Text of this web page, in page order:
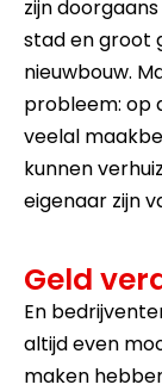
zijn
stad en groot
nieuwbouw.
probleem: op
veelal
kunnen
eigenaar zijn
Geld
En
altijd even
maken